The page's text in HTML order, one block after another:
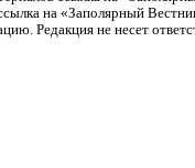
на «Заполярный
Редакция не несет